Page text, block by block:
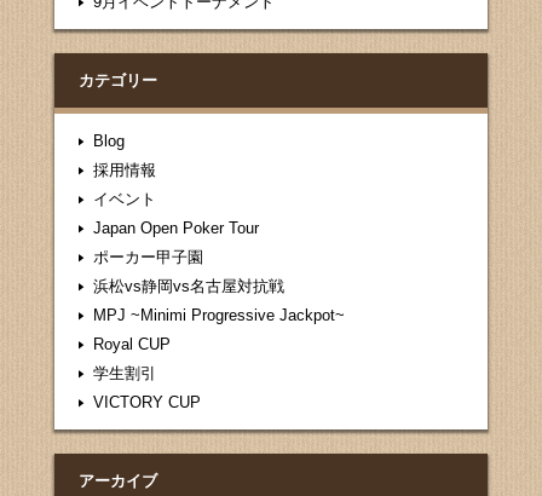
カテゴリー
Blog
採用情報
イベント
Japan Open Poker Tour
ポーカー甲子園
浜松vs静岡vs名古屋対抗戦
MPJ ~Minimi Progressive Jackpot~
Royal CUP
学生割引
VICTORY CUP
アーカイブ